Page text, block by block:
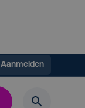
Aanmelden